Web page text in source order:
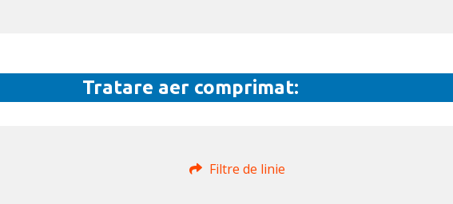
Tratare aer comprimat:
Filtre de linie